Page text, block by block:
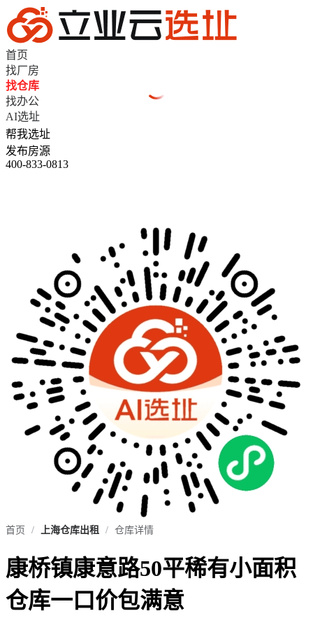
首页
找厂房
找仓库
找办公
AI选址
帮我选址
发布房源
400-833-0813
首页 / 上海仓库出租 / 仓库详情
康桥镇康意路50平稀有小面积
仓库一口价包满意